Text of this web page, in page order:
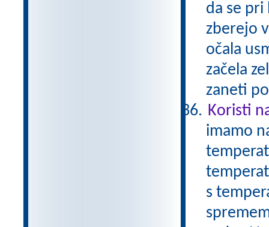
da se pri
zberejo
očala
začela
zaneti
Koristi
imamo
s